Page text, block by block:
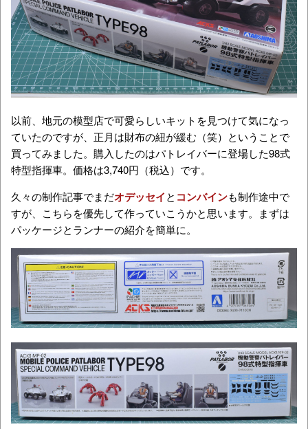
以前、地元の模型店で可愛らしいキットを見つけて気になっ
ていたのですが、正月は財布の紐が緩む（笑）ということで
買ってみました。購入したのはパトレイバーに登場した98式
特型指揮車。価格は3,740円（税込）です。
久々の制作記事でまだオデッセイと コンバインも制作途中で
すが、こちらを優先して作っていこうかと思います。まずは
パッケージとランナーの紹介を簡単に。